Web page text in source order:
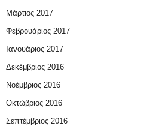
Μάρτιος 2017
Φεβρουάριος 2017
Ιανουάριος 2017
Δεκέμβριος 2016
Νοέμβριος 2016
Οκτώβριος 2016
Σεπτέμβριος 2016